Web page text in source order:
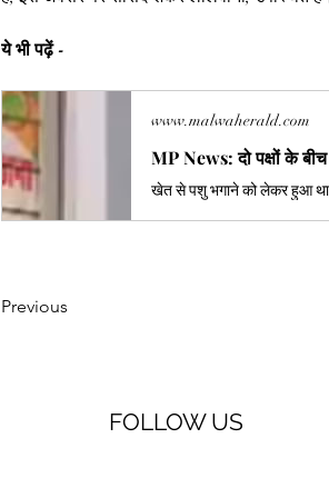
ये भी पढ़ें -
www.malwaherald.com
MP News: दो पक्षों के बीच
खेत से पशु भगाने को लेकर हुआ था
Previous
FOLLOW US